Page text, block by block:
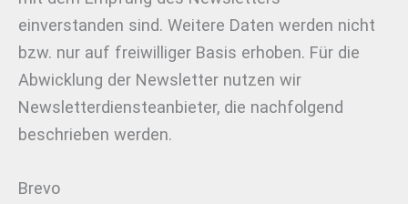
einverstanden sind. Weitere Daten werden nicht
bzw. nur auf freiwilliger Basis erhoben. Für die
Abwicklung der Newsletter nutzen wir
Newsletterdiensteanbieter, die nachfolgend
beschrieben werden.
Brevo